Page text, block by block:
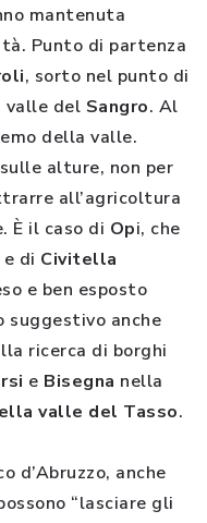
mantenuta
Punto di partenza
, sorto nel punto di
valle del Sangro. Al
della valle.
alture, non per
all’agricoltura
È il caso di Opi, che
di Civitella
e ben esposto
anche
ricerca di borghi
e Bisegna nella
valle del Tasso.
d’Abruzzo, anche
“lasciare gli